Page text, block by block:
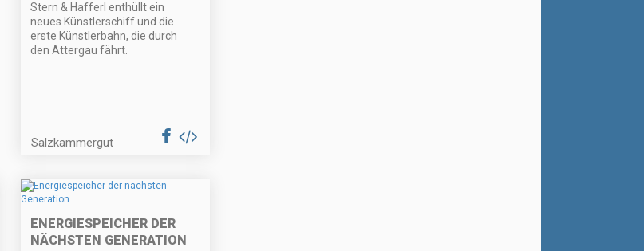
Stern & Hafferl enthüllt ein
neues Künstlerschiff und die
erste Künstlerbahn, die durch
den Attergau fährt.
Salzkammergut
ENERGIESPEICHER DER
NÄCHSTEN GENERATION